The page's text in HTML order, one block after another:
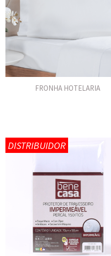
FRONHA HOTELARIA
DISTRIBUIDOR